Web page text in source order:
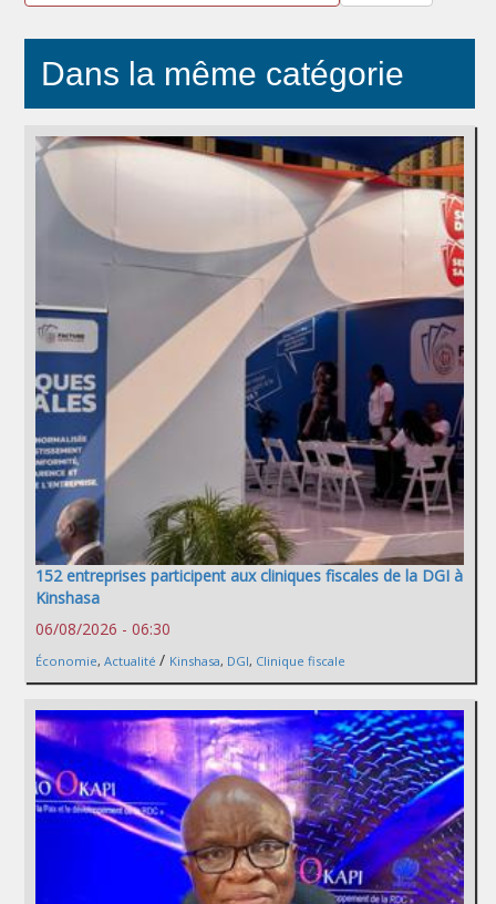
Dans la même catégorie
152 entreprises participent aux cliniques fiscales de la DGI à
Kinshasa
06/08/2026 - 06:30
Économie, Actualité / Kinshasa, DGI, Clinique fiscale